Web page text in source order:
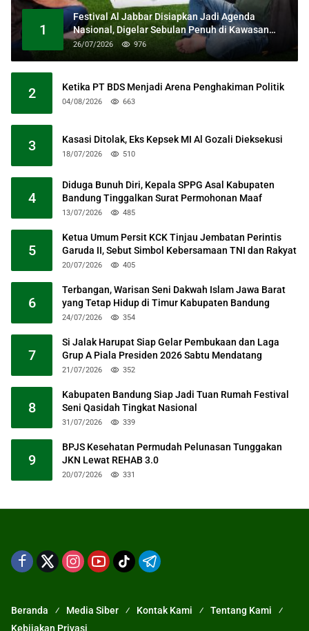
1
Festival Al Jabbar Disiapkan Jadi Agenda
Nasional, Digelar Sebulan Penuh di Kawasan
Masjid Raya Al Jabbar
26/07/2026 976
2 Ketika PT BDS Menjadi Arena Penghakiman Politik
04/08/2026 663
3 Kasasi Ditolak, Eks Kepsek MI Al Gozali Dieksekusi
18/07/2026 510
4
Diduga Bunuh Diri, Kepala SPPG Asal Kabupaten
Bandung Tinggalkan Surat Permohonan Maaf
13/07/2026 485
5
Ketua Umum Persit KCK Tinjau Jembatan Perintis
Garuda II, Sebut Simbol Kebersamaan TNI dan Rakyat
20/07/2026 405
6
Terbangan, Warisan Seni Dakwah Islam Jawa Barat
yang Tetap Hidup di Timur Kabupaten Bandung
24/07/2026 354
7
Si Jalak Harupat Siap Gelar Pembukaan dan Laga
Grup A Piala Presiden 2026 Sabtu Mendatang
21/07/2026 352
8
Kabupaten Bandung Siap Jadi Tuan Rumah Festival
Seni Qasidah Tingkat Nasional
31/07/2026 339
9
BPJS Kesehatan Permudah Pelunasan Tunggakan
JKN Lewat REHAB 3.0
20/07/2026 331
Beranda Media Siber Kontak Kami
Tentang Kami
Kebijakan Privasi